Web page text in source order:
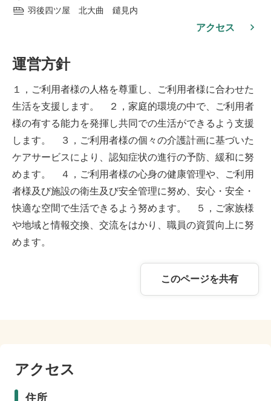
羽後四ツ屋 北大曲 鑓見内
アクセス
運営方針
１，ご利用者様の人格を尊重し、ご利用者様に合わせた
生活を支援します。 ２，家庭的環境の中で、ご利用者
様の有する能力を発揮し共同での生活ができるよう支援
します。 ３，ご利用者様の個々の介護計画に基づいた
ケアサービスにより、認知症状の進行の予防、緩和に努
めます。 ４，ご利用者様の心身の健康管理や、ご利用
者様及び施設の衛生及び安全管理に努め、安心・安全・
快適な空間で生活できるよう努めます。 ５，ご家族様
や地域と情報交換、交流をはかり、職員の資質向上に努
めます。
このページを共有
アクセス
住所